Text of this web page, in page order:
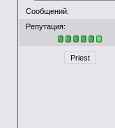
Сообщений:
Репутация:
Priest